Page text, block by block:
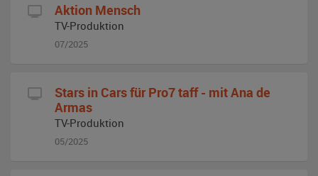
Aktion Mensch
TV-Produktion
07/2025
Stars in Cars für Pro7 taff - mit Ana de
Armas
TV-Produktion
05/2025